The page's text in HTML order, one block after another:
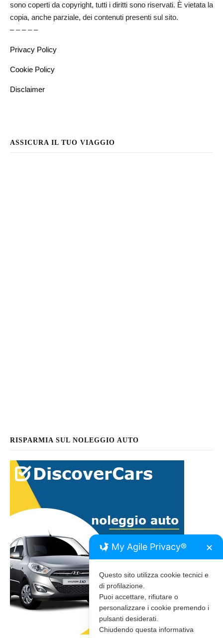
sono coperti da copyright, tutti i diritti sono riservati. È vietata la
copia, anche parziale, dei contenuti presenti sul sito.
– – – – –
Privacy Policy
Cookie Policy
Disclaimer
ASSICURA IL TUO VIAGGIO
RISPARMIA SUL NOLEGGIO AUTO
My Agile Privacy® ✕
Questo sito utilizza cookie tecnici e
di profilazione.
Puoi accettare, rifiutare o
personalizzare i cookie premendo i
pulsanti desiderati.
Chiudendo questa informativa